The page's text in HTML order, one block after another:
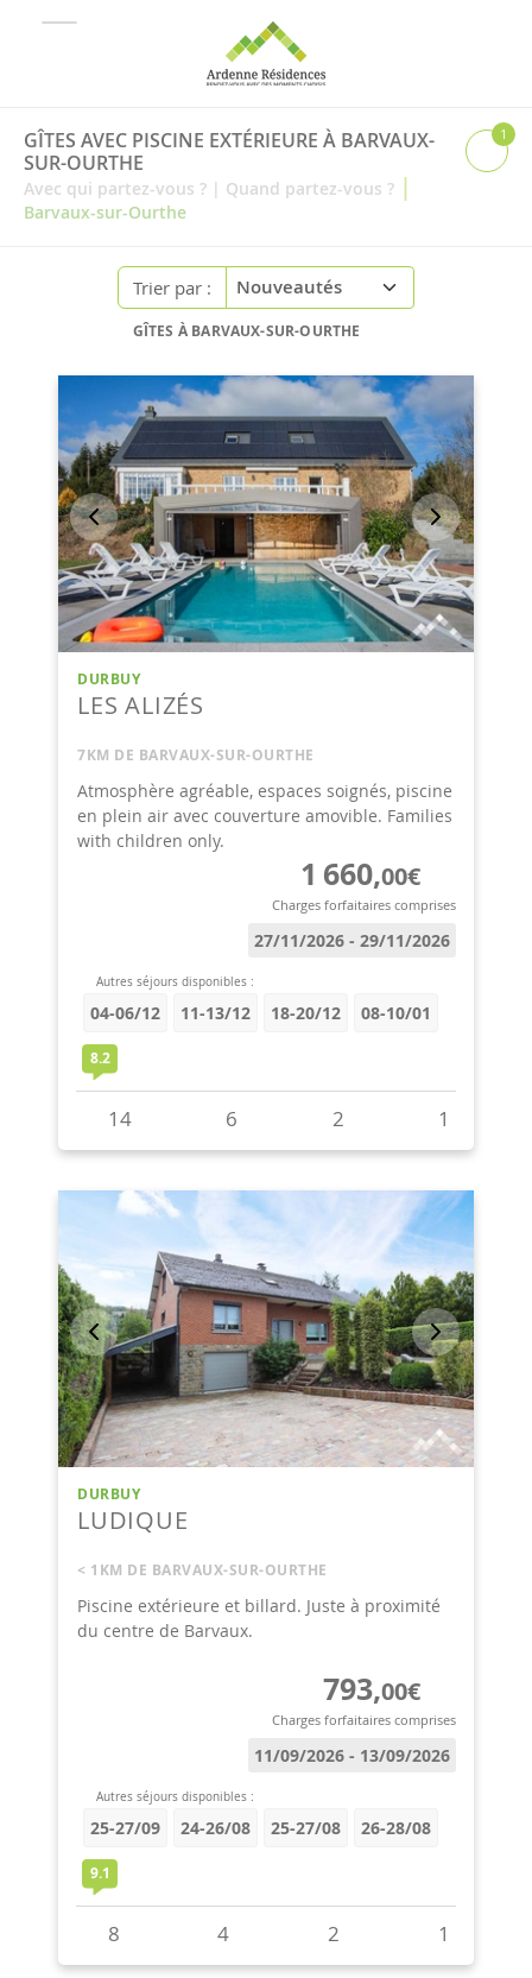
GÎTES AVEC PISCINE EXTÉRIEURE À BARVAUX-
SUR-OURTHE
Avec qui partez-vous ? | Quand partez-vous ? |
Barvaux-sur-Ourthe
1
Trier par :
GÎTES À BARVAUX-SUR-OURTHE